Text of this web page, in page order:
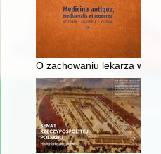
O zachowaniu lekarza w